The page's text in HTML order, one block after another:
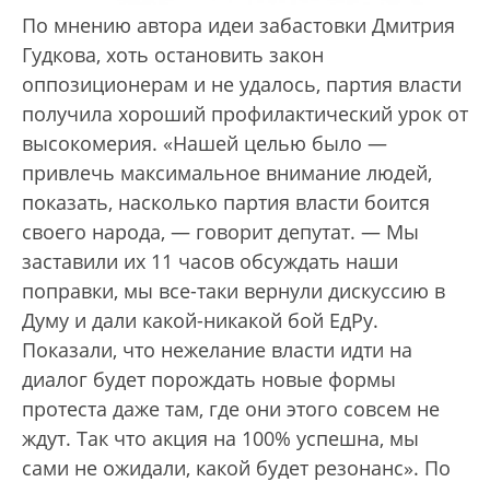
По мнению автора идеи забастовки Дмитрия
Гудкова, хоть остановить закон
оппозиционерам и не удалось, партия власти
получила хороший профилактический урок от
высокомерия. «Нашей целью было —
привлечь максимальное внимание людей,
показать, насколько партия власти боится
своего народа, — говорит депутат. — Мы
заставили их 11 часов обсуждать наши
поправки, мы все-таки вернули дискуссию в
Думу и дали какой-никакой бой ЕдРу.
Показали, что нежелание власти идти на
диалог будет порождать новые формы
протеста даже там, где они этого совсем не
ждут. Так что акция на 100% успешна, мы
сами не ожидали, какой будет резонанс». По